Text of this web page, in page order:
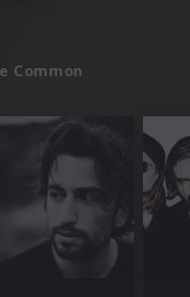
Common